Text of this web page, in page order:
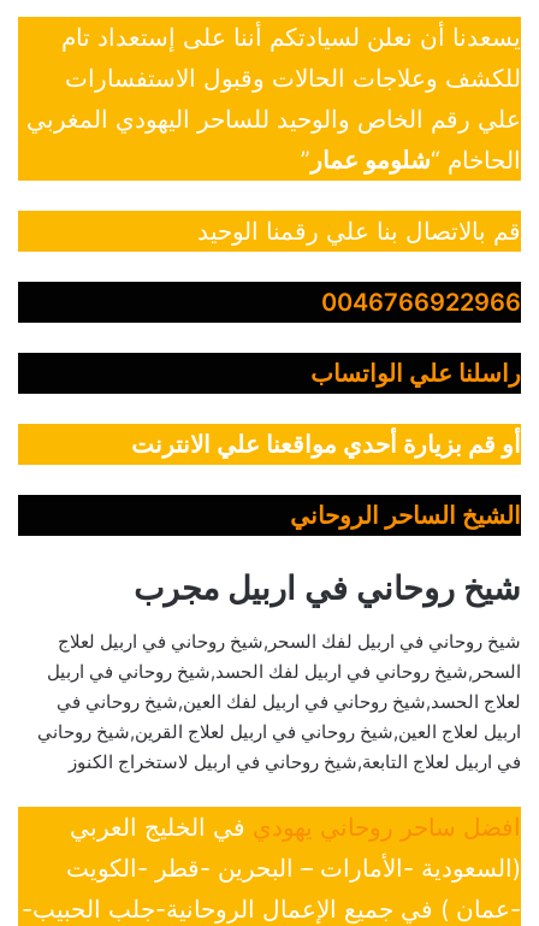
يسعدنا أن نعلن لسيادتكم أننا على إستعداد تام
للكشف وعلاجات الحالات وقبول الاستفسارات
علي رقم الخاص والوحيد للساحر اليهودي المغربي
الحاخام “شلومو عمار ”
قم بالاتصال بنا علي رقمنا الوحيد
0046766922966
راسلنا علي الواتساب
أو قم بزيارة أحدي مواقعنا علي الانترنت
الشيخ الساحر الروحاني
شيخ روحاني في اربيل مجرب
شيخ روحاني في اربيل لفك السحر,شيخ روحاني في اربيل لعلاج
السحر,شيخ روحاني في اربيل لفك الحسد,شيخ روحاني في اربيل
لعلاج الحسد,شيخ روحاني في اربيل لفك العين,شيخ روحاني في
اربيل لعلاج العين,شيخ روحاني في اربيل لعلاج القرين,شيخ روحاني
في اربيل لعلاج التابعة,شيخ روحاني في اربيل لاستخراج الكنوز
افضل ساحر روحاني يهودي في الخليج العربي
(السعودية -الأمارات – البحرين -قطر -الكويت
-عمان ) في جميع الإعمال الروحانية-جلب الحبيب-